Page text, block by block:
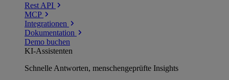
Rest API
MCP
Integrationen
Dokumentation
Demo buchen
KI-Assistenten
Schnelle Antworten, menschengeprüfte Insights